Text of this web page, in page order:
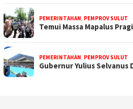
PEMERINTAHAN, PEMPROV SULUT
Temui Massa Mapalus
PEMERINTAHAN, PEMPROV SULUT
Gubernur Yulius